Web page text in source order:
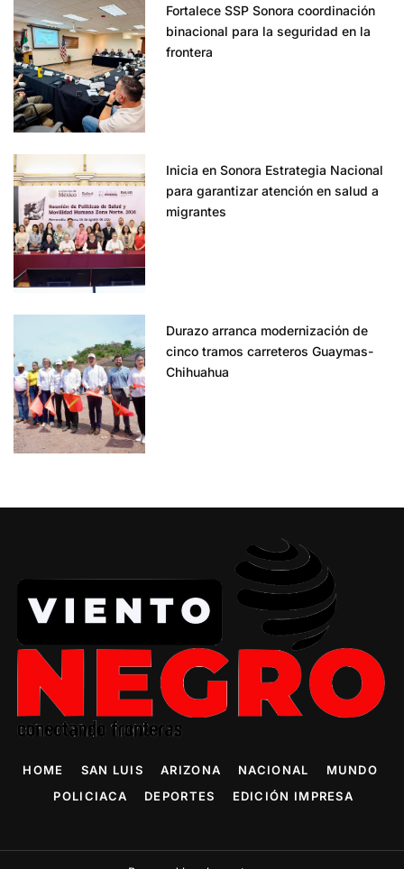
Fortalece SSP Sonora coordinación
binacional para la seguridad en la
frontera
Inicia en Sonora Estrategia Nacional
para garantizar atención en salud a
migrantes
Durazo arranca modernización de
cinco tramos carreteros Guaymas-
Chihuahua
HOME SAN LUIS ARIZONA NACIONAL
MUNDO
POLICIACA
DEPORTES EDICIÓN IMPRESA